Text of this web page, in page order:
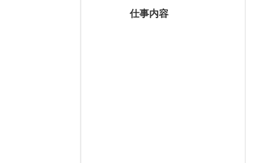
仕事内容